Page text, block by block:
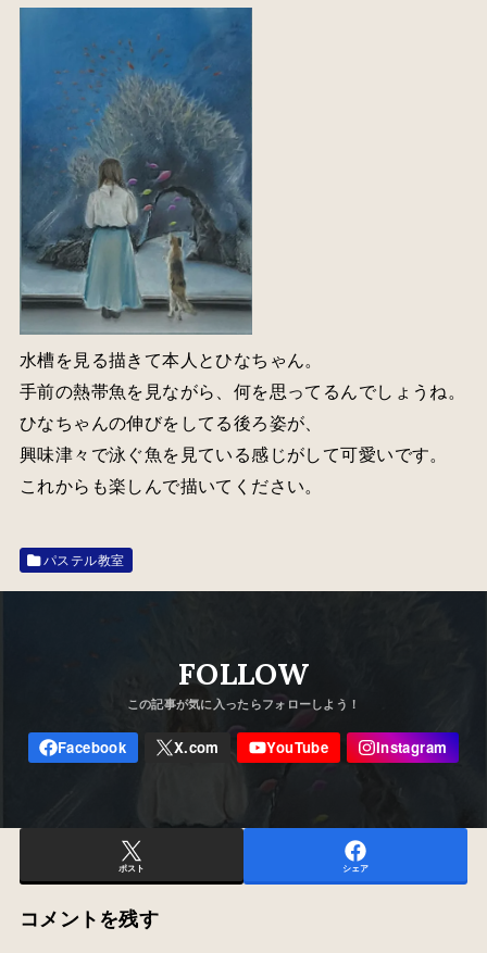
水槽を見る描きて本人とひなちゃん。
手前の熱帯魚を見ながら、何を思ってるんでしょうね。
ひなちゃんの伸びをしてる後ろ姿が、
興味津々で泳ぐ魚を見ている感じがして可愛いです。
これからも楽しんで描いてください。
パステル教室
FOLLOW
ポスト シェア
コメントを残す